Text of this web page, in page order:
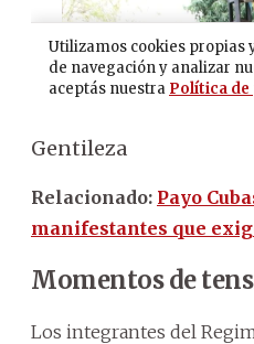
Gentileza
Relacionado: Payo
manifestantes que
Momentos de
Los integrantes del